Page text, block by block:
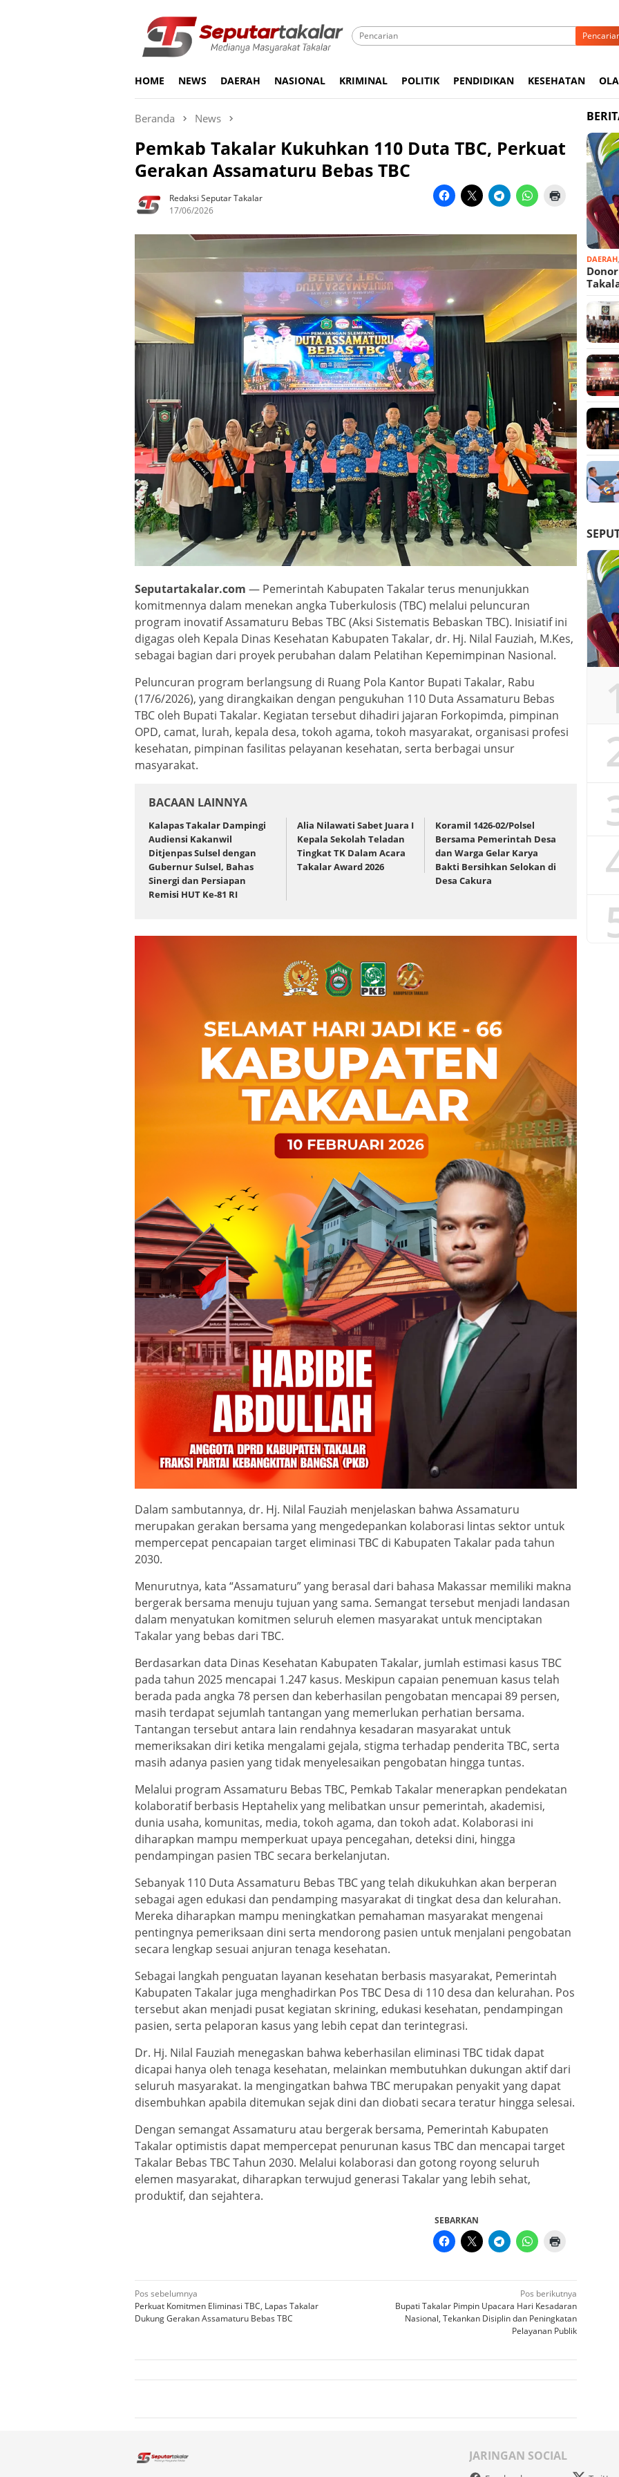
HOME NEWS DAERAH NASIONAL KRIMINAL POLITIK PENDIDIKAN KESEHATAN
Beranda News
Pemkab Takalar Kukuhkan 110 Duta TBC, Perkuat
Gerakan Assamaturu Bebas TBC
Redaksi Seputar Takalar
17/06/2026
Seputartakalar.com — Pemerintah Kabupaten Takalar terus menunjukkan
komitmennya dalam menekan angka Tuberkulosis (TBC) melalui peluncuran
program inovatif Assamaturu Bebas TBC (Aksi Sistematis Bebaskan TBC). Inisiatif ini
digagas oleh Kepala Dinas Kesehatan Kabupaten Takalar, dr. Hj. Nilal Fauziah, M.Kes,
sebagai bagian dari proyek perubahan dalam Pelatihan Kepemimpinan Nasional.
Peluncuran program berlangsung di Ruang Pola Kantor Bupati Takalar, Rabu
(17/6/2026), yang dirangkaikan dengan pengukuhan 110 Duta Assamaturu Bebas
TBC oleh Bupati Takalar. Kegiatan tersebut dihadiri jajaran Forkopimda, pimpinan
OPD, camat, lurah, kepala desa, tokoh agama, tokoh masyarakat, organisasi profesi
kesehatan, pimpinan fasilitas pelayanan kesehatan, serta berbagai unsur
masyarakat.
BACAAN LAINNYA
Kalapas Takalar Dampingi
Audiensi Kakanwil
Ditjenpas Sulsel dengan
Gubernur Sulsel, Bahas
Sinergi dan Persiapan
Remisi HUT Ke-81 RI
Alia Nilawati Sabet Juara I
Kepala Sekolah Teladan
Tingkat TK Dalam Acara
Takalar Award 2026
Koramil 1426-02/Polsel
Bersama Pemerintah Desa
dan Warga Gelar Karya
Bakti Bersihkan Selokan di
Desa Cakura
Dalam sambutannya, dr. Hj. Nilal Fauziah menjelaskan bahwa Assamaturu
merupakan gerakan bersama yang mengedepankan kolaborasi lintas sektor untuk
mempercepat pencapaian target eliminasi TBC di Kabupaten Takalar pada tahun
2030.
Menurutnya, kata “Assamaturu” yang berasal dari bahasa Makassar memiliki makna
bergerak bersama menuju tujuan yang sama. Semangat tersebut menjadi landasan
dalam menyatukan komitmen seluruh elemen masyarakat untuk menciptakan
Takalar yang bebas dari TBC.
Berdasarkan data Dinas Kesehatan Kabupaten Takalar, jumlah estimasi kasus TBC
pada tahun 2025 mencapai 1.247 kasus. Meskipun capaian penemuan kasus telah
berada pada angka 78 persen dan keberhasilan pengobatan mencapai 89 persen,
masih terdapat sejumlah tantangan yang memerlukan perhatian bersama.
Tantangan tersebut antara lain rendahnya kesadaran masyarakat untuk
memeriksakan diri ketika mengalami gejala, stigma terhadap penderita TBC, serta
masih adanya pasien yang tidak menyelesaikan pengobatan hingga tuntas.
Melalui program Assamaturu Bebas TBC, Pemkab Takalar menerapkan pendekatan
kolaboratif berbasis Heptahelix yang melibatkan unsur pemerintah, akademisi,
dunia usaha, komunitas, media, tokoh agama, dan tokoh adat. Kolaborasi ini
diharapkan mampu memperkuat upaya pencegahan, deteksi dini, hingga
pendampingan pasien TBC secara berkelanjutan.
Sebanyak 110 Duta Assamaturu Bebas TBC yang telah dikukuhkan akan berperan
sebagai agen edukasi dan pendamping masyarakat di tingkat desa dan kelurahan.
Mereka diharapkan mampu meningkatkan pemahaman masyarakat mengenai
pentingnya pemeriksaan dini serta mendorong pasien untuk menjalani pengobatan
secara lengkap sesuai anjuran tenaga kesehatan.
Sebagai langkah penguatan layanan kesehatan berbasis masyarakat, Pemerintah
Kabupaten Takalar juga menghadirkan Pos TBC Desa di 110 desa dan kelurahan. Pos
tersebut akan menjadi pusat kegiatan skrining, edukasi kesehatan, pendampingan
pasien, serta pelaporan kasus yang lebih cepat dan terintegrasi.
Dr. Hj. Nilal Fauziah menegaskan bahwa keberhasilan eliminasi TBC tidak dapat
dicapai hanya oleh tenaga kesehatan, melainkan membutuhkan dukungan aktif dari
seluruh masyarakat. Ia mengingatkan bahwa TBC merupakan penyakit yang dapat
disembuhkan apabila ditemukan sejak dini dan diobati secara teratur hingga selesai.
Dengan semangat Assamaturu atau bergerak bersama, Pemerintah Kabupaten
Takalar optimistis dapat mempercepat penurunan kasus TBC dan mencapai target
Takalar Bebas TBC Tahun 2030. Melalui kolaborasi dan gotong royong seluruh
elemen masyarakat, diharapkan terwujud generasi Takalar yang lebih sehat,
produktif, dan sejahtera.
SEBARKAN
Navigasi
pos
Pos sebelumnya
Perkuat Komitmen Eliminasi TBC, Lapas Takalar
Dukung Gerakan Assamaturu Bebas TBC
Pos berikutnya
Bupati Takalar Pimpin Upacara Hari Kesadaran
Nasional, Tekankan Disiplin dan Peningkatan
Pelayanan Publik
DAERAH,
JARINGAN SOCIAL